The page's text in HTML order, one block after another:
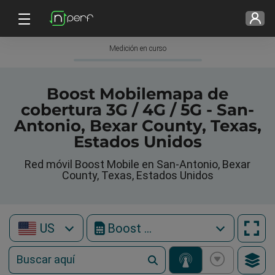
Medición en curso
Boost Mobilemapa de
cobertura 3G / 4G / 5G - San-
Antonio, Bexar County, Texas,
Estados Unidos
Red móvil Boost Mobile en San-Antonio, Bexar
County, Texas, Estados Unidos
US Boost Mobile